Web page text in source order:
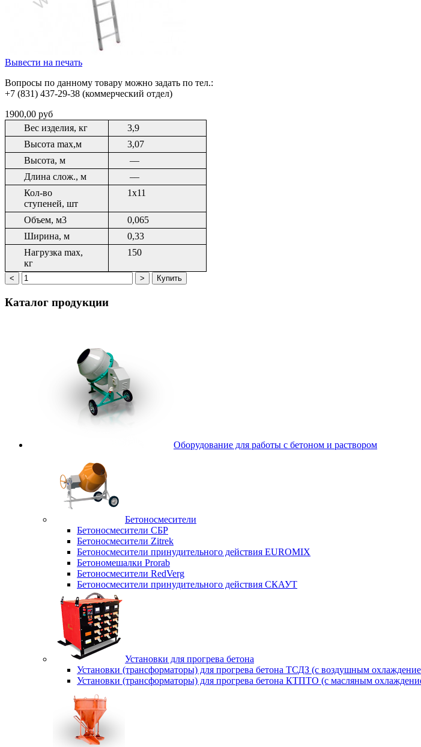
Вывести на печать
Вопросы по данному товару можно задать по тел.:
+7 (831) 437-29-38 (коммерческий отдел)
1900,00 руб
Вес изделия, кг
3,9
Высота max,м
3,07
Высота, м
––
Длина слож., м
––
Кол-во
ступеней, шт
1х11
Объем, м3
0,065
Ширина, м
0,33
Нагрузка mах,
кг
150
Каталог продукции
Оборудование для работы с бетоном и раствором
Бетоносмесители
Бетоносмесители СБР
Бетоносмесители Zitrek
Бетоносмесители принудительного действия EUROMIX
Бетономешалки Prorab
Бетоносмесители RedVerg
Бетоносмесители принудительного действия СКАУТ
Установки для прогрева бетона
Установки (трансформаторы) для прогрева бетона ТСДЗ (c воздушным
Установки (трансформаторы) для прогрева бетона КТПТО (c масляным